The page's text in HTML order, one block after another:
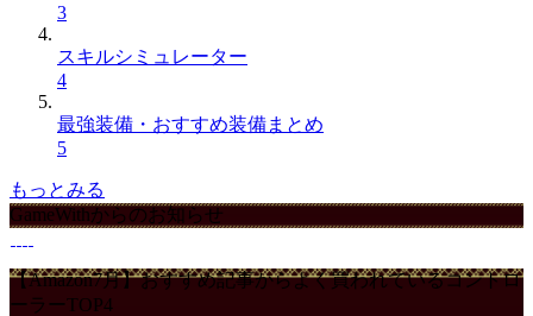
3
スキルシミュレーター
4
最強装備・おすすめ装備まとめ
5
もっとみる
GameWithからのお知らせ
【Amazon7月】おすすめ記事からよく買われているコントロ
ーラーTOP4